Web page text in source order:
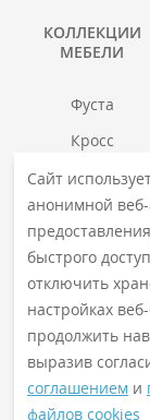
КОЛЛЕКЦИИ
МЕБЕЛИ
Фуста
Кросс
Гранд
Хоска
Смотреть все →
©
Сайт
анонимной
быстрого
отключить
настройках
продолжить
выразив
соглашением и
файлов cookies